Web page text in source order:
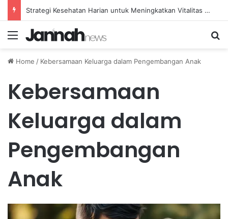
Strategi Kesehatan Harian untuk Meningkatkan Vitalitas dan Mengatasi Kelelahan Sehari-hari
Menu
Home / Kebersamaan Keluarga dalam Pengembangan Anak
Kebersamaan
Keluarga dalam
Pengembangan
Anak